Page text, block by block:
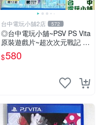
台中電玩小舖2店 572
◎台中電玩小舖~PSV PS Vita
原裝遊戲片~超次次元戰記 戰
$580